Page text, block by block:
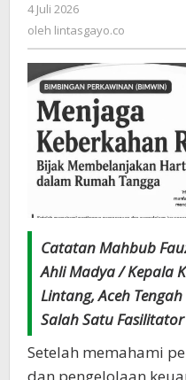
4 Juli 2026
lintasgayo.co
oleh lintasgayo.co
Catatan Mahbub
Ahli Madya / Kepala
Lintang, Aceh Tengah
Salah Satu
Setelah memahami
dan pengelolaan